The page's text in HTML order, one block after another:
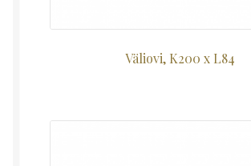
Väliovi, K200 x L84